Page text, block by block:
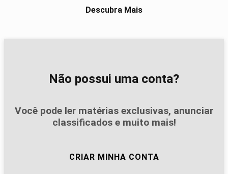
Descubra Mais
Não possui uma conta?
Você pode ler matérias exclusivas, anunciar
classificados e muito mais!
CRIAR MINHA CONTA